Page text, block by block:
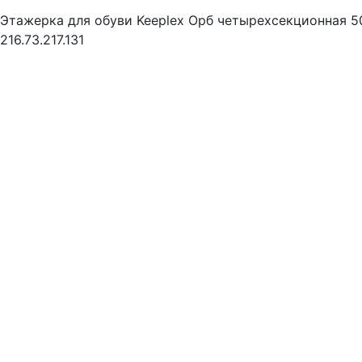
Этажерка для обуви Keeplex Орб четырехсекционная
216.73.217.131